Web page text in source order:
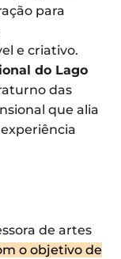
para
e criativo.
do Lago
das
que alia
de artes
o objetivo de